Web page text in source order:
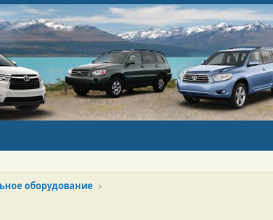
оборудование